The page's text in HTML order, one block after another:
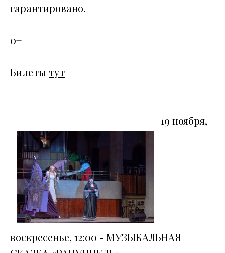
гарантировано.
0+
Билеты тут
19 ноября,
воскресенье, 12:00 - МУЗЫКАЛЬНАЯ